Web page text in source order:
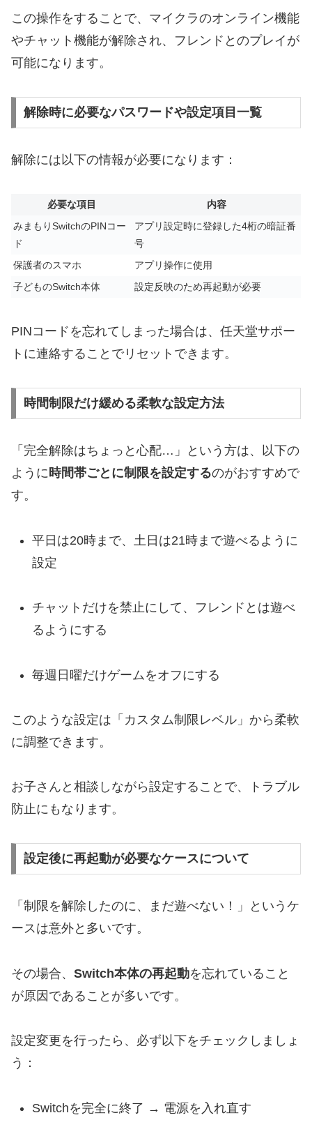
この操作をすることで、マイクラのオンライン機能
やチャット機能が解除され、フレンドとのプレイが
可能になります。
解除時に必要なパスワードや設定項目一覧
解除には以下の情報が必要になります：
必要な項目
内容
みまもりSwitchのPINコー
ド
アプリ設定時に登録した4桁の暗証番
号
保護者のスマホ
アプリ操作に使用
子どものSwitch本体
設定反映のため再起動が必要
PINコードを忘れてしまった場合は、任天堂サポー
トに連絡することでリセットできます。
時間制限だけ緩める柔軟な設定方法
「完全解除はちょっと心配…」という方は、以下の
ように時間帯ごとに制限を設定するのがおすすめで
す。
平日は20時まで、土日は21時まで遊べるように
設定
チャットだけを禁止にして、フレンドとは遊べ
るようにする
毎週日曜だけゲームをオフにする
このような設定は「カスタム制限レベル」から柔軟
に調整できます。
お子さんと相談しながら設定することで、トラブル
防止にもなります。
設定後に再起動が必要なケースについて
「制限を解除したのに、まだ遊べない！」というケ
ースは意外と多いです。
その場合、 Switch本体の再起動を忘れていること
が原因であることが多いです。
設定変更を行ったら、必ず以下をチェックしましょ
う：
Switchを完全に終了 → 電源を入れ直す